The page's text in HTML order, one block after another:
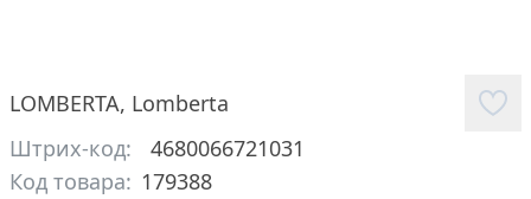
LOMBERTA, Lomberta
Штрих-код:
4680066721031
Код товара: 179388